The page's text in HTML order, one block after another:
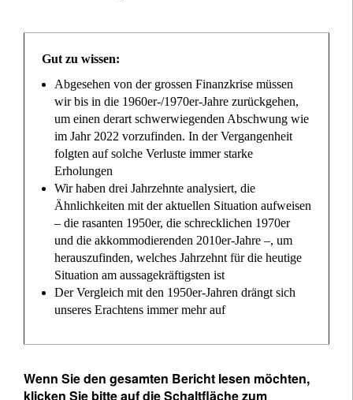
Gut zu wissen:
Abgesehen von der grossen Finanzkrise müssen
wir bis in die 1960er-/1970er-Jahre zurückgehen,
um einen derart schwerwiegenden Abschwung wie
im Jahr 2022 vorzufinden. In der Vergangenheit
folgten auf solche Verluste immer starke
Erholungen
Wir haben drei Jahrzehnte analysiert, die
Ähnlichkeiten mit der aktuellen Situation aufweisen
– die rasanten 1950er, die schrecklichen 1970er
und die akkommodierenden 2010er-Jahre –, um
herauszufinden, welches Jahrzehnt für die heutige
Situation am aussagekräftigsten ist
Der Vergleich mit den 1950er-Jahren drängt sich
unseres Erachtens immer mehr auf
Wenn Sie den gesamten Bericht lesen möchten,
klicken Sie bitte auf die Schaltfläche zum